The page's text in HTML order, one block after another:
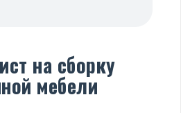
на сборку
мебели